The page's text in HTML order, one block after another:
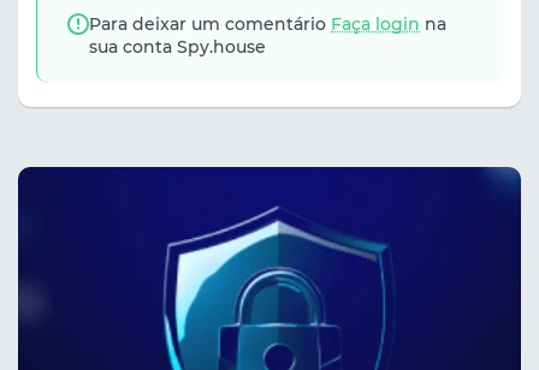
Para deixar um comentário Faça login na
sua conta Spy.house